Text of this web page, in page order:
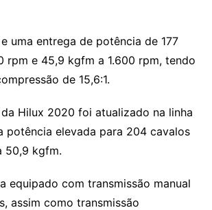
uma entrega de potência de 177
rpm e 45,9 kgfm a 1.600 rpm, tendo
de 15,6:1.
Hilux 2020 foi atualizado na linha
potência elevada para 204 cavalos
50,9 kgfm.
equipado com transmissão manual
assim como transmissão